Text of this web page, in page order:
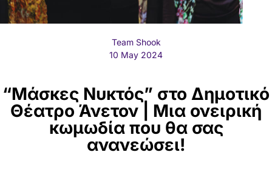
Team Shook
10 May 2024
“Μάσκες Νυκτός” στο Δημοτικό
Θέατρο Άνετον | Μια ονειρική
κωμωδία που θα σας
ανανεώσει!